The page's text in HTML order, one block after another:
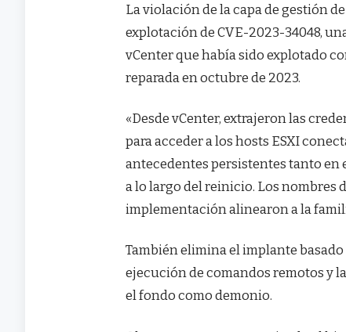
La violación de la capa de gestión
explotación de CVE-2023-34048,
vCenter que había sido explotado
reparada en octubre de 2023.
«Desde vCenter, extrajeron las
para acceder a los hosts ESXI
antecedentes persistentes tanto en
a lo largo del reinicio. Los nombres
implementación alinearon a la
También elimina el implante
ejecución de comandos remotos y
el fondo como demonio.